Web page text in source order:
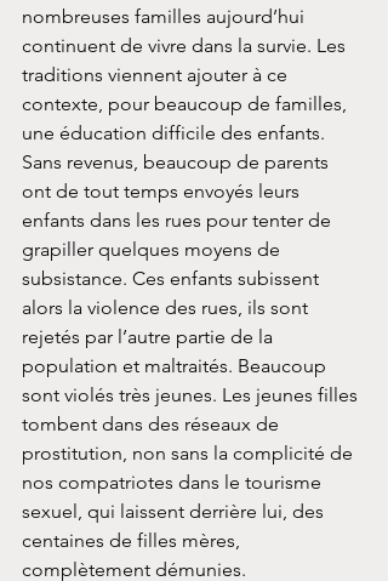
nombreuses familles aujourd’hui
continuent de vivre dans la survie. Les
traditions viennent ajouter à ce
contexte, pour beaucoup de familles,
une éducation difficile des enfants.
Sans revenus, beaucoup de parents
ont de tout temps envoyés leurs
enfants dans les rues pour tenter de
grapiller quelques moyens de
subsistance. Ces enfants subissent
alors la violence des rues, ils sont
rejetés par l’autre partie de la
population et maltraités. Beaucoup
sont violés très jeunes. Les jeunes filles
tombent dans des réseaux de
prostitution, non sans la complicité de
nos compatriotes dans le tourisme
sexuel, qui laissent derrière lui, des
centaines de filles mères,
complètement démunies.